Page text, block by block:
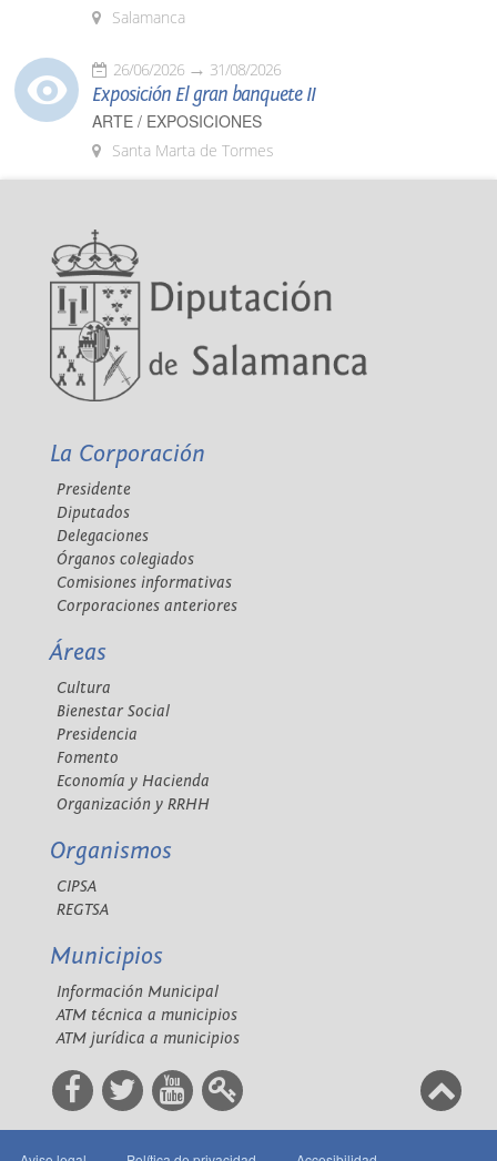
Salamanca
26/06/2026 31/08/2026
Exposición El gran banquete II
ARTE / EXPOSICIONES
Santa Marta de Tormes
La Corporación
Presidente
Diputados
Delegaciones
Órganos colegiados
Comisiones informativas
Corporaciones anteriores
Áreas
Cultura
Bienestar Social
Presidencia
Fomento
Economía y Hacienda
Organización y RRHH
Organismos
CIPSA
REGTSA
Municipios
Información Municipal
ATM técnica a municipios
ATM jurídica a municipios